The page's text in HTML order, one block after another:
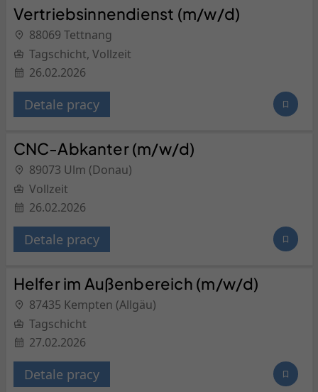
Vertriebsinnendienst (m/w/d)
88069 Tettnang
Tagschicht, Vollzeit
26.02.2026
Detale pracy
CNC-Abkanter (m/w/d)
89073 Ulm (Donau)
Vollzeit
26.02.2026
Detale pracy
Helfer im Außenbereich (m/w/d)
87435 Kempten (Allgäu)
Tagschicht
27.02.2026
Detale pracy